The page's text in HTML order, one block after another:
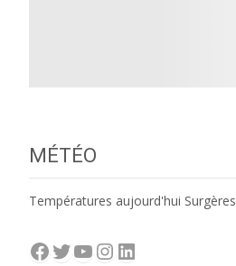
MÉTÉO
Températures aujourd'hui Surgères
Facebook
Twitter
YouTube
Instagram
LinkedIn